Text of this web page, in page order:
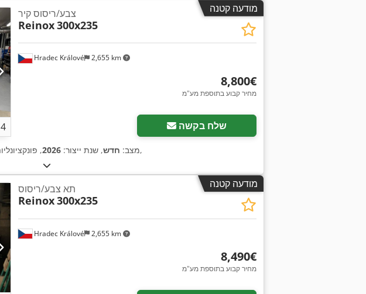
מודעה קטנה
4
Hradec Králové 2,655 km
צבע/ריסוס קיר
Reinox300x235
‏8,800 ‏€
מחיר קבוע בתוספת מע"מ
שלח בקשה
מצב: חדש, שנת ייצור: 2026
, ,
מודעה קטנה
בקש תמונות נוספות
Hradec Králové 2,655 km
תא צבע/ריסוס
Reinox300x235
‏8,490 ‏€
מחיר קבוע בתוספת מע"מ